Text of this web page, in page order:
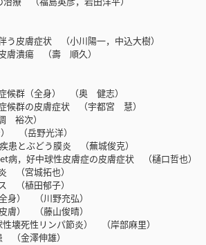
皮膚症状 （小川陽一，中込大樹）
膚潰瘍 （壽 順久）
群（全身） （奥 健志）
群の皮膚症状 （宇都宮 慧）
裕次）
（岳野光洋）
とぶどう膜炎 （蕪城俊克）
，好中球性皮膚症の皮膚症状 （樋口哲也）
（宮城拓也）
（植田郁子）
） （川野充弘）
） （藤山俊晴）
壊死性リンパ節炎） （岸部麻里）
金澤伸雄）